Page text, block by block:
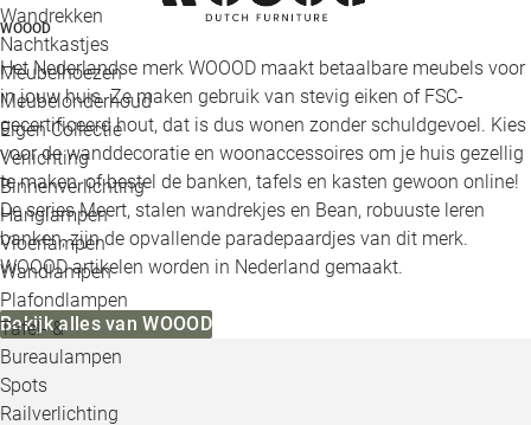
Wandrekken
Nachtkastjes
Meubelhoezen
Meubelonderhoud
Eigen Collectie
Verlichting
Binnenverlichting
Hanglampen
Vloerlampen
Wandlampen
Plafondlampen
Tafel- &
Bureaulampen
Spots
Railverlichting
WOOOD
Het Nederlandse merk WOOOD maakt betaalbare meubels voor
in jouw huis. Ze maken gebruik van stevig eiken of FSC-
gecertificeerd hout, dat is dus wonen zonder schuldgevoel. Kies
voor de wanddecoratie en woonaccessoires om je huis gezellig
te maken, of bestel de banken, tafels en kasten gewoon online!
De series Meert, stalen wandrekjes en Bean, robuuste leren
banken, zijn de opvallende paradepaardjes van dit merk.
WOOOD artikelen worden in Nederland gemaakt.
Bekijk alles van WOOOD